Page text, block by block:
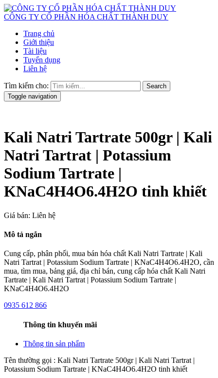
CÔNG TY CỔ PHẦN HÓA CHẤT THÀNH DUY
Trang chủ
Giới thiệu
Tài liệu
Tuyển dụng
Liên hệ
Tìm kiếm cho:
Search
Toggle navigation
Kali Natri Tartrate 500gr | Kali
Natri Tartrat | Potassium
Sodium Tartrate |
KNaC4H4O6.4H2O tinh khiết
Giá bán: Liên hệ
Mô tả ngắn
Cung cấp, phân phối, mua bán hóa chất Kali Natri Tartrate | Kali
Natri Tartrat | Potassium Sodium Tartrate | KNaC4H4O6.4H2O, cần
mua, tìm mua, bảng giá, địa chỉ bán, cung cấp hóa chất Kali Natri
Tartrate | Kali Natri Tartrat | Potassium Sodium Tartrate |
KNaC4H4O6.4H2O
0935 612 866
Thông tin khuyến mãi
Thông tin sản phẩm
Tên thường gọi : Kali Natri Tartrate 500gr | Kali Natri Tartrat |
Potassium Sodium Tartrate | KNaC4H4O6.4H2O tinh khiết